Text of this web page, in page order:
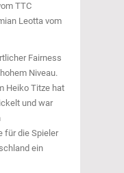
TTC
Leotta vom
Fairness
Niveau.
Heiko Titze hat
und war
für die Spieler
ein